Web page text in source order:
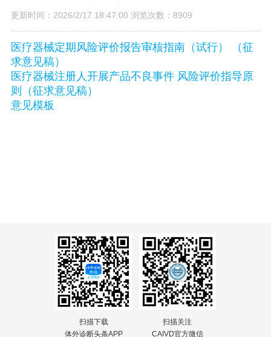
更新时间：2026/2/17 18:47:00 浏览次数：8909
医疗器械定期风险评价报告审核指南（试行） （征
求意见稿）
医疗器械注册人开展产品不良事件 风险评价指导原
则（征求意见稿）
意见模板
扫描下载
体外诊断头条APP
扫描关注
CAIVD官方微信